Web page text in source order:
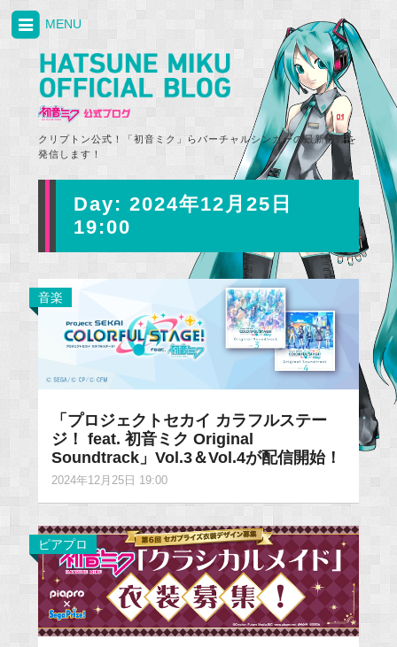
クリプトン公式！「初音ミク」らバーチャルシンガーの最新情報を
発信します！
MENU
Day: 2024年12月25日
19:00
音楽
「プロジェクトセカイ カラフルステー
ジ！ feat. 初音ミク Original
Soundtrack」Vol.3＆Vol.4が配信開始！
2024年12月25日 19:00
ピアプロ